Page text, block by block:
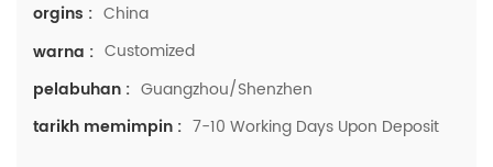
orgins : China
warna : Customized
pelabuhan : Guangzhou/Shenzhen
tarikh memimpin : 7-10 Working Days Upon Deposit